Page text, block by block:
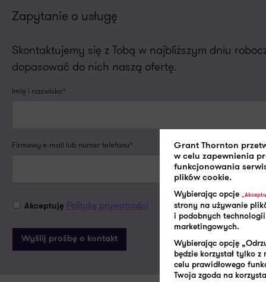
Zapytanie o usługę
Skontaktujemy się z Tobą w najbliższym dniu
dopasować do nich naszą ofertę.
Imię i nazwisko*
Firmowy e-mail lub numer telefonu*
Akceptuję Politykę prywatności
Grant Thornton
w celu zapewnienia
funkcjonowania
plików cookie.
Wybierając opcje
strony na używanie
i podobnych
marketingowych.
Wybierając opcję
będzie korzystał tylko
celu prawidłowego
Twoja zgoda na